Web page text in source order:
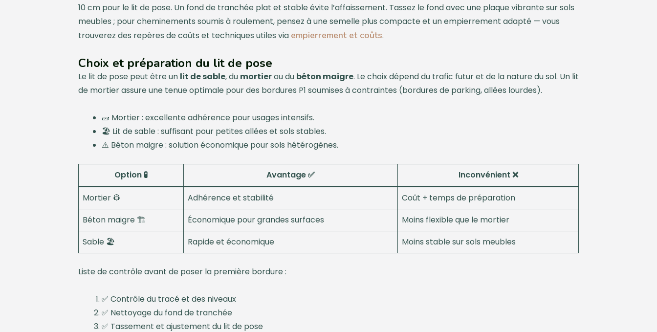
10 cm pour le lit de pose. Un fond de tranchée plat et stable évite l’affaissement. Tassez le fond avec une plaque vibrante sur sols
meubles ; pour cheminements soumis à roulement, pensez à une semelle plus compacte et un empierrement adapté — vous
trouverez des repères de coûts et techniques utiles via empierrement et coûts.
Choix et préparation du lit de pose
Le lit de pose peut être un lit de sable, du mortierou du béton maigre. Le choix dépend du trafic futur et de la nature du sol. Un lit
de mortier assure une tenue optimale pour des bordures P1 soumises à contraintes (bordures de parking, allées lourdes).
🧱 Mortier : excellente adhérence pour usages intensifs.
🏖️ Lit de sable : suffisant pour petites allées et sols stables.
⚠️ Béton maigre : solution économique pour sols hétérogènes.
Option 🧪 Avantage ✅ Inconvénient ❌
Mortier 👷 Adhérence et stabilité
Coût + temps de préparation
Béton maigre 🏗️
Économique pour grandes surfaces
Moins flexible que le mortier
Sable 🏖️
Rapide et économique Moins stable sur sols meubles
Liste de contrôle avant de poser la première bordure :
✅ Contrôle du tracé et des niveaux
✅ Nettoyage du fond de tranchée
✅ Tassement et ajustement du lit de pose